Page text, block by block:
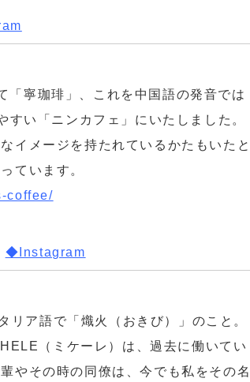
寧珈琲」、これを中国語の発音では
すい「ニンカフェ」にいたしました。
イメージを持たれているかたもいたと
ています。
coffee/
◆Instagram
リア語で「熾火（おきび）」のこと。
（ミケーレ）は、過去に働いてい
やその時の同僚は、今でも私をその名